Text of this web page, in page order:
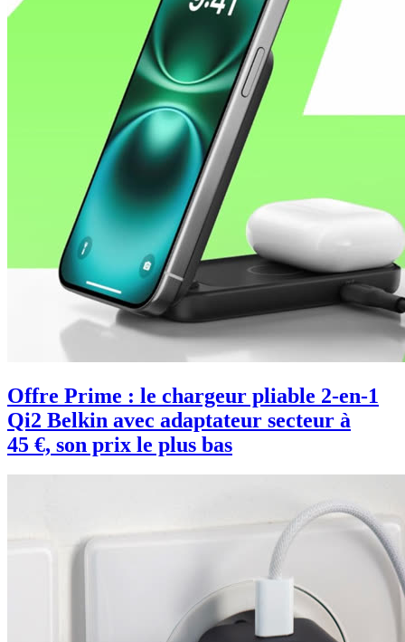
Offre Prime : le chargeur pliable 2-en-1
Qi2 Belkin avec adaptateur secteur à
45 €, son prix le plus bas